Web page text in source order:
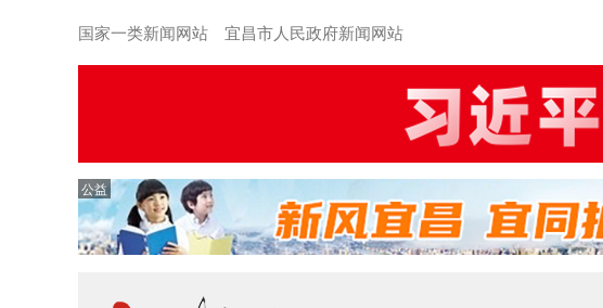
国家一类新闻网站 宜昌市人民政府新闻网站
公益